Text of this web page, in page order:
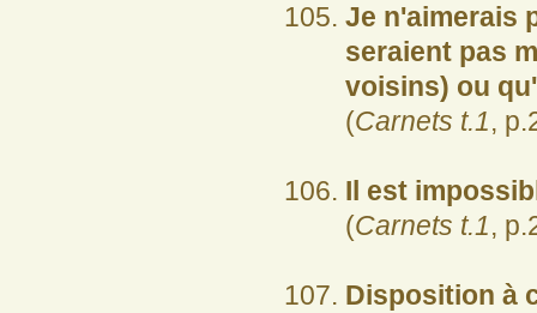
Je n'aimerais
seraient pas
voisins) ou
(Carnets t.1,
Il est
(Carnets t.1,
Disposition à